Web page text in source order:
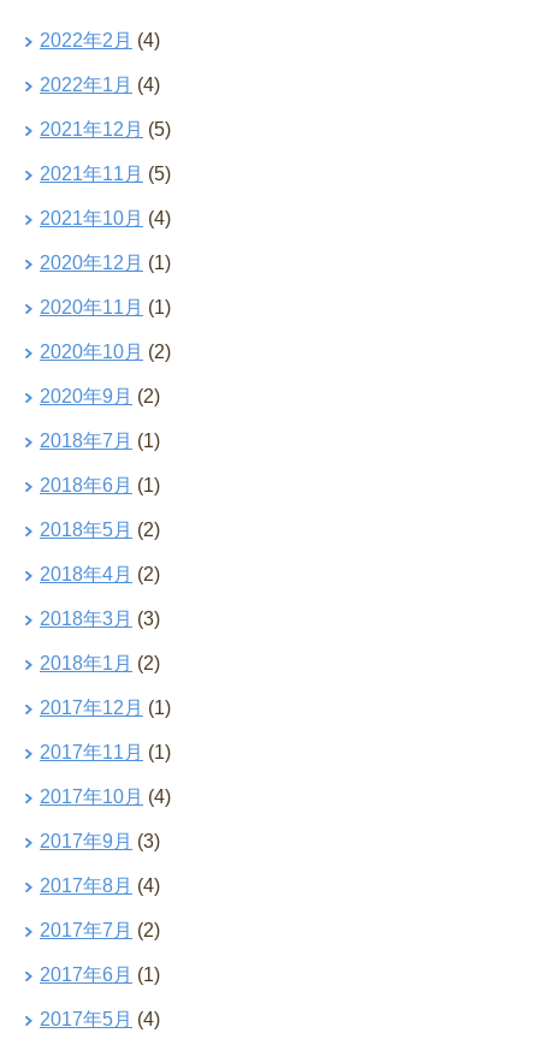
2022年2月 (4)
2022年1月 (4)
2021年12月 (5)
2021年11月 (5)
2021年10月 (4)
2020年12月 (1)
2020年11月 (1)
2020年10月 (2)
2020年9月 (2)
2018年7月 (1)
2018年6月 (1)
2018年5月 (2)
2018年4月 (2)
2018年3月 (3)
2018年1月 (2)
2017年12月 (1)
2017年11月 (1)
2017年10月 (4)
2017年9月 (3)
2017年8月 (4)
2017年7月 (2)
2017年6月 (1)
2017年5月 (4)